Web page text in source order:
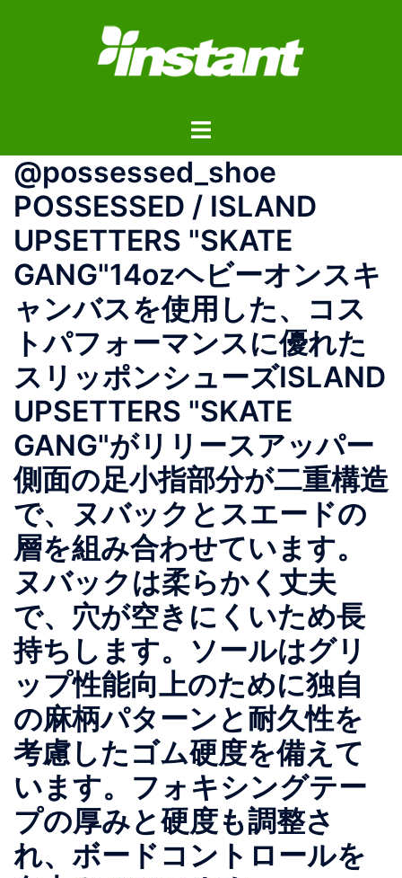
ス
ト
メ
ニ
ュ
@possessed_shoe
POSSESSED / ISLAND
UPSETTERS "SKATE
GANG"14ozヘビーオンスキ
ャンバスを使用した、コス
トパフォーマンスに優れた
スリッポンシューズISLAND
UPSETTERS "SKATE
GANG"がリリースアッパー
側面の足小指部分が二重構造
で、ヌバックとスエードの
層を組み合わせています。
ヌバックは柔らかく丈夫
で、穴が空きにくいため長
持ちします。ソールはグリ
ップ性能向上のために独自
の麻柄パターンと耐久性を
考慮したゴム硬度を備えて
います。フォキシングテー
プの厚みと硬度も調整さ
れ、ボードコントロールを